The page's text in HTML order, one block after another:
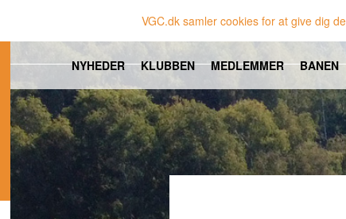
VGC.dk samler cookies for at give dig
NYHEDER KLUBBEN MEDLEMMER BANEN